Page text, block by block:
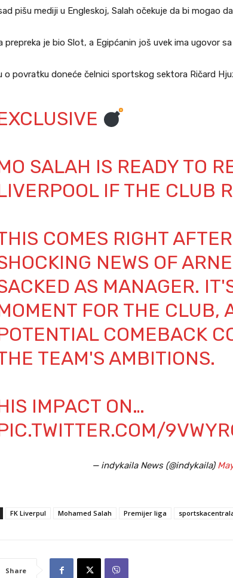
pišu mediji u Engleskoj, Salah očekuje da bi mogao
prepreka je bio Slot, a Egipćanin još uvek ima ugovor
o povratku doneće čelnici sportskog sektora Ričard
SALAH IS READY TO
IF THE CLUB
COMES RIGHT
NEWS OF
AS MANAGER.
FOR THE CLUB,
COMEBACK
TEAM'S AMBITIONS.
IMPACT ON…
— indykaila News (@indykaila)
FK Liverpul Mohamed Salah Premijer liga
Share